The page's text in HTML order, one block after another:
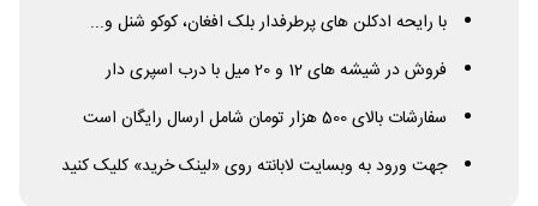
با رایحه ادکلن های پرطرفدار بلک افغان، کوکو شنل و...
فروش در شیشه های 12 و 20 میل با درب اسپری دار
سفارشات بالای 500 هزار تومان شامل ارسال رایگان است
جهت ورود به وبسایت لابانته روی «لینک خرید» کلیک کنید